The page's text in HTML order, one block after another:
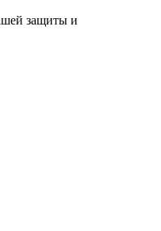
защиты и